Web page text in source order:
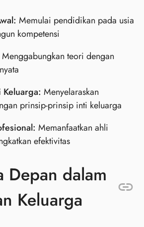
Memulai pendidikan pada usia
kompetensi
Menggabungkan teori dengan
Menyelaraskan
prinsip-prinsip inti keluarga
Memanfaatkan ahli
efektivitas
Depan dalam
Keluarga